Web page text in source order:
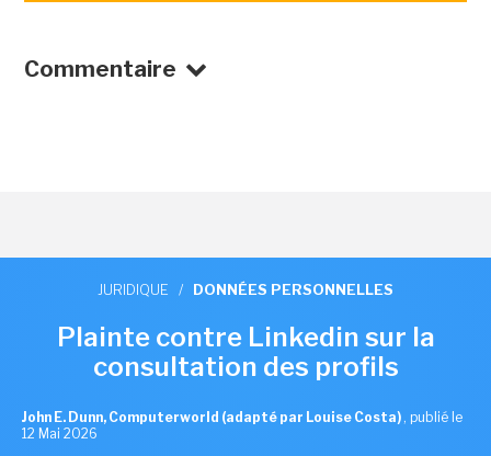
Commentaire
JURIDIQUE / DONNÉES PERSONNELLES
Plainte contre Linkedin sur la
consultation des profils
John E. Dunn, Computerworld (adapté par Louise Costa) , publié le
12 Mai 2026